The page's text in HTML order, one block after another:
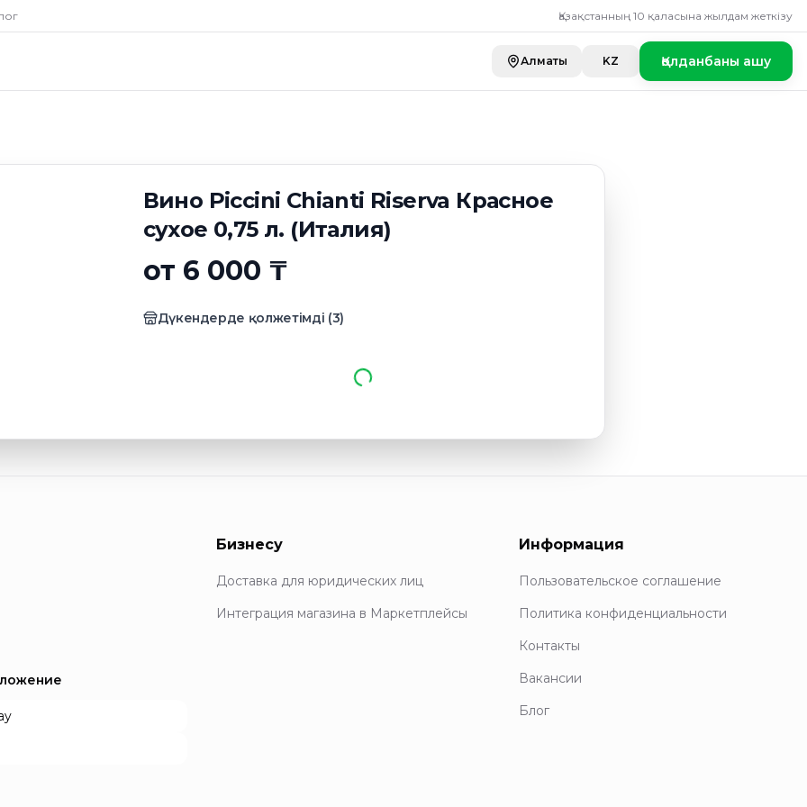
Қазақстанның 10 қаласына жылдам жеткізу
Алматы KZ Қолданбаны ашу
Вино Piccini Chianti Riserva Красное
сухое 0,75 л. (Италия)
от 6 000 ₸
Дүкендерде қолжетімді (3)
Chianti Riserva Красное сухое
Бизнесу
Доставка для юридических лиц
Интеграция магазина в Маркетплейсы
Информация
Пользовательское соглашение
Политика конфиденциальности
Контакты
Вакансии
Блог